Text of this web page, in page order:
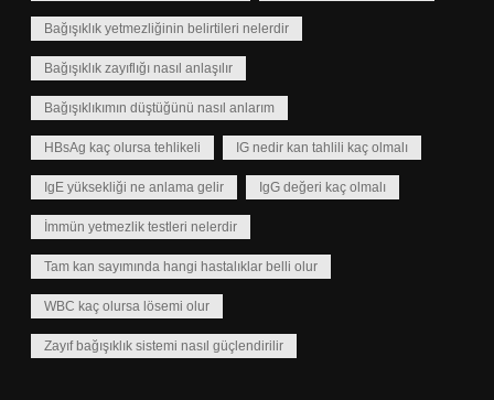
Bağışıklık yetmezliğinin belirtileri nelerdir
Bağışıklık zayıflığı nasıl anlaşılır
Bağışıklıkımın düştüğünü nasıl anlarım
HBsAg kaç olursa tehlikeli IG nedir kan tahlili kaç olmalı
IgE yüksekliği ne anlama gelir IgG değeri kaç olmalı
İmmün yetmezlik testleri nelerdir
Tam kan sayımında hangi hastalıklar belli olur
WBC kaç olursa lösemi olur
Zayıf bağışıklık sistemi nasıl güçlendirilir